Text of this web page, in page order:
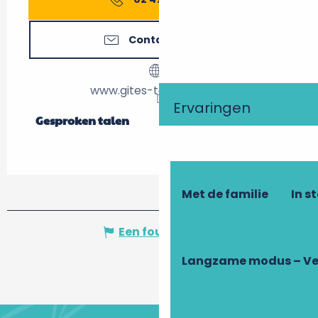
Ervaringen
Met de familie In
Langzame modus –
Contacteer ons
www.gites-touraine.com
Gesproken talen
Gesproken talen
Een fout melden